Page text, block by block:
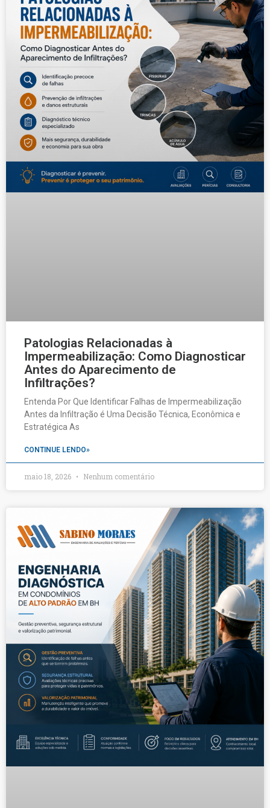
Patologias Relacionadas à
Impermeabilização: Como Diagnosticar
Antes do Aparecimento de
Infiltrações?
Entenda Por Que Identificar Falhas de Impermeabilização
Antes da Infiltração é Uma Decisão Técnica, Econômica e
Estratégica As
CONTINUE LENDO»
maio 18, 2026 Nenhum comentário